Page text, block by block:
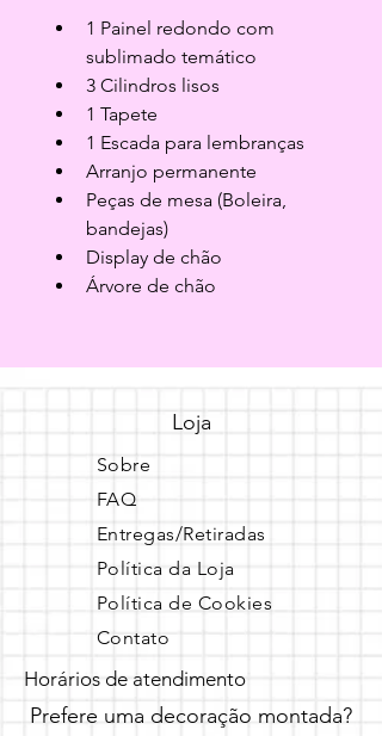
1 Painel redondo com
sublimado temático
3 Cilindros lisos
1 Tapete
1 Escada para lembranças
Arranjo permanente
Peças de mesa (Boleira,
bandejas)
Display de chão
Árvore de chão
Loja
Sobre
FAQ
Entregas/Retiradas
Política da Loja
Política de Cookies
Contato
Horários de atendimento
Prefere uma decoração montada?